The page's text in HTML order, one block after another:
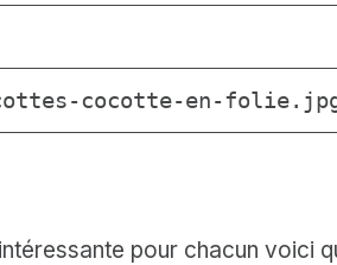
cocotte-en-
pour chacun voici